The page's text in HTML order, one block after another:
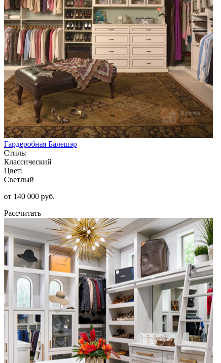
Гардеробная Балешэр
Стиль:
Классический
Цвет:
Светлый
от 140 000 руб.
Рассчитать